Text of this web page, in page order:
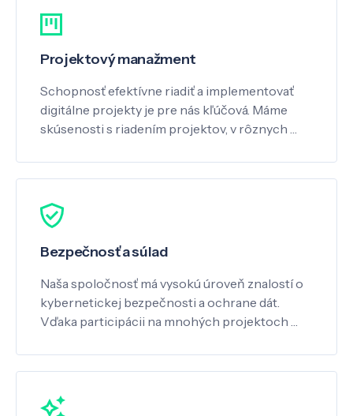
Projektový manažment
Schopnosť efektívne riadiť a implementovať
digitálne projekty je pre nás kľúčová. Máme
skúsenosti s riadením projektov, v rôznych …
Bezpečnosť a súlad
Naša spoločnosť má vysokú úroveň znalostí o
kybernetickej bezpečnosti a ochrane dát.
Vďaka participácii na mnohých projektoch …